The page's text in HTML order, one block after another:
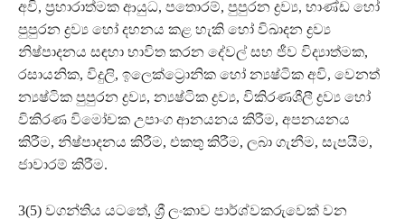
අවි, ප්‍රහාරාත්මක ආයුධ, පතොරම්, පුපුරන ද්‍රව්‍ය, භාණ්ඩ හෝ
පුපුරන ද්‍රව්‍ය හෝ දහනය කළ හැකි හෝ විඛාදන ද්‍රව්‍ය
නිෂ්පාදනය සඳහා භාවිත කරන දේවල් සහ ජීව විද්‍යාත්මක,
රසායනික, විදුලි, ඉලෙක්ට්‍රොනික හෝ න්‍යෂ්ටික අවි, වෙනත්
න්‍යෂ්ටික පුපුරන ද්‍රව්‍ය, න්‍යෂ්ටික ද්‍රව්‍ය, විකිරණශීලී ද්‍රව්‍ය හෝ
විකිරණ විමෝචක උපාංග ආනයනය කිරීම, අපනයනය
කිරීම, නිෂ්පාදනය කිරීම, එකතු කිරීම, ලබා ගැනීම, සැපයීම,
ජාවාරම් කිරීම.
3(5) වගන්තිය යටතේ, ශ්‍රී ලංකාව පාර්ශ්වකරුවෙක් වන